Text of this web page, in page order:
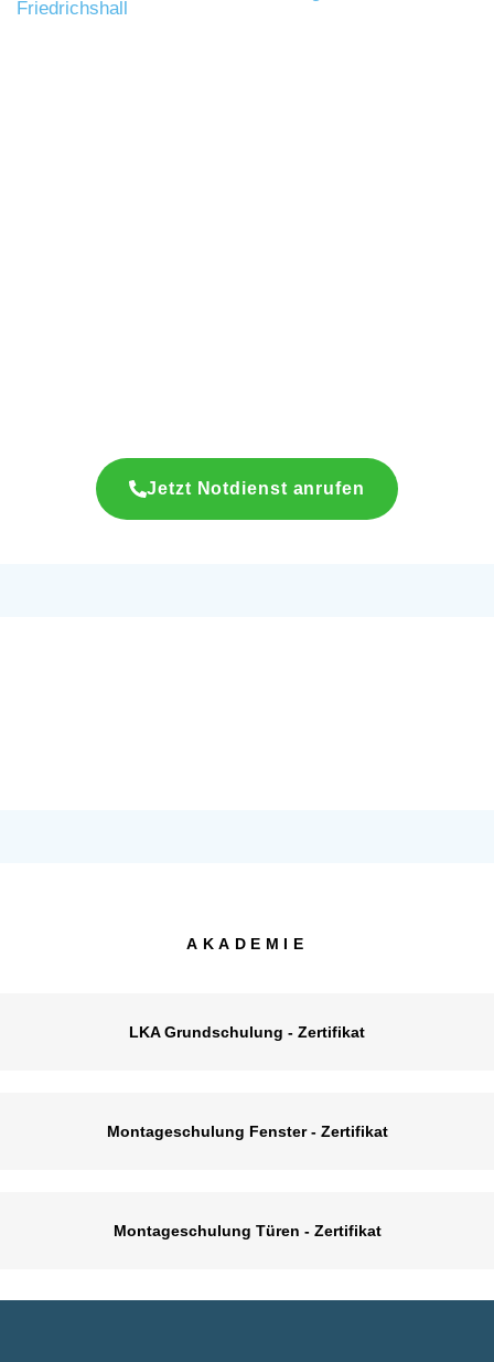
Friedrichshall
Jetzt Notdienst anrufen
AKADEMIE
LKA Grundschulung - Zertifikat
Montageschulung Fenster - Zertifikat
Montageschulung Türen - Zertifikat